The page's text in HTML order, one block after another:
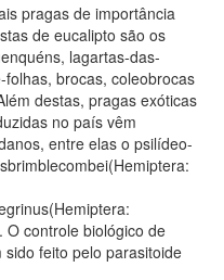
pragas de importância
de eucalipto são os
lagartas-das-
brocas, coleobrocas
destas, pragas exóticas
no país vêm
entre elas o psilídeo-
O controle biológico de
feito pelo parasitoide